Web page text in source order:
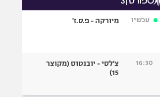
גיימינג E-Sports
עכשיו מיורקה - פ.ס.ז'
16:30
צ'לסי - יובנטוס (מקוצר
15)